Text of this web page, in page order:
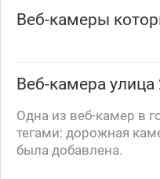
Веб-камеры
Веб-камера улица
Oдна из веб-камер в
тегами: дорожная
была добавлена.